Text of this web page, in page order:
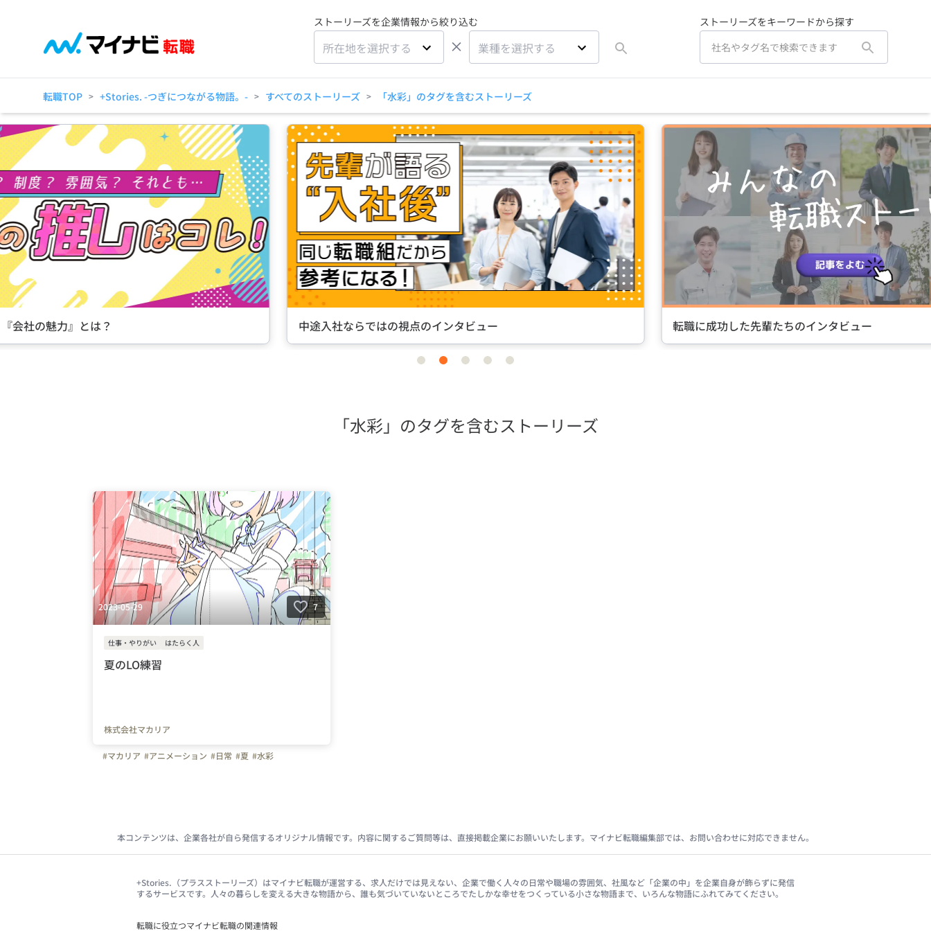
ストーリーズを企業情報から絞り込む
所在地を選択する × 業種を選択する
ストーリーズをキーワードから探す
転職TOP > +Stories. -つぎにつながる物語。- > すべてのストーリーズ > 「水彩」のタグを含むストーリーズ
力』とは？ 中途入社ならではの視点のインタビュー 転職に成功した先輩たちのインタビュー
item item item item item
「水彩」のタグを含むストーリーズ
2023-05-29 7
仕事・やりがい はたらく人
夏のLO練習
株式会社マカリア
#マカリア #アニメーション #日常 #夏 #水彩
本コンテンツは、企業各社が自ら発信するオリジナル情報です。内容に関するご質問等は、直接掲載企業にお願いいたします。マイナビ転職編集部では、お問い合わせに対応できません。
+Stories.（プラスストーリーズ）はマイナビ転職が運営する、求人だけでは見えない、企業で働く人々の日常や職場の雰囲気、社風など「企業の中」を企業自身が飾らずに発信
するサービスです。人々の暮らしを変える大きな物語から、誰も気づいていないところでたしかな幸せをつくっている小さな物語まで、いろんな物語にふれてみてください。
転職に役立つマイナビ転職の関連情報